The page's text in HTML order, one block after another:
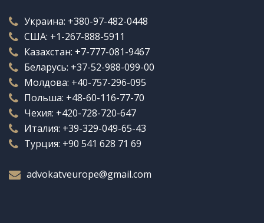
Украина: +380-97-482-0448
США: +1-267-888-5911
Казахстан: +7-777-081-9467
Беларусь: +37-52-988-099-00
Молдова: +40-757-296-095
Польша: +48-60-116-77-70
Чехия: +420-728-720-647
Италия: +39-329-049-65-43
Турция: +90 541 628 71 69
advokatveurope@gmail.com